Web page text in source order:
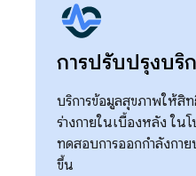
การปรับปรุงบริ
บริการข้อมูลสุขภาพให้สิ
ร่างกายในเบื้องหลัง ใน
ทดสอบการออกกำลังกาย
ขึ้น